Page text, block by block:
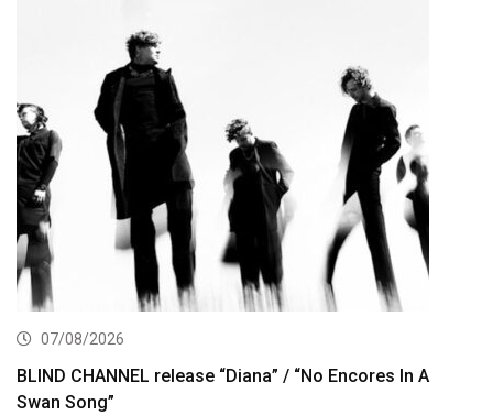
07/08/2026
BLIND CHANNEL release “Diana” / “No Encores In A
Swan Song”